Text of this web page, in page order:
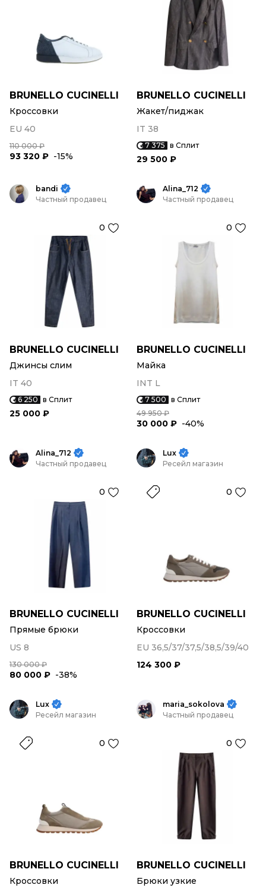
BRUNELLO CUCINELLI
Кроссовки
EU 40
110 000 ₽
93 320 ₽ -15%
BRUNELLO CUCINELLI
Жакет/пиджак
IT 38
7 375 в Сплит
29 500 ₽
bandi
Частный продавец
0
BRUNELLO CUCINELLI
Джинсы слим
IT 40
6 250 в Сплит
25 000 ₽
Alina_712
Частный продавец
0
BRUNELLO CUCINELLI
Майка
INT L
7 500 в Сплит
49 950 ₽
30 000 ₽ -40%
Alina_712
Частный продавец
0
BRUNELLO CUCINELLI
Прямые брюки
US 8
130 000 ₽
80 000 ₽ -38%
Lux
Ресейл магазин
0
BRUNELLO CUCINELLI
Кроссовки
EU 36,5/37/37,5/38,5/39/40
124 300 ₽
Lux
Ресейл магазин
0
BRUNELLO CUCINELLI
Кроссовки
maria_sokolova
Частный продавец
0
BRUNELLO CUCINELLI
Брюки узкие